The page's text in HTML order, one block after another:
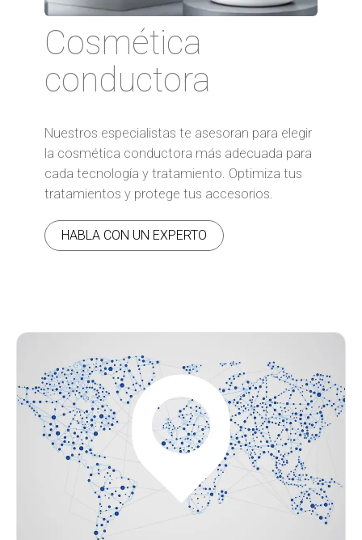
Cosmética
conductora
Nuestros especialistas te asesoran para elegir
la cosmética conductora más adecuada para
cada tecnología y tratamiento. Optimiza tus
tratamientos y protege tus accesorios.
HABLA CON UN EXPERTO